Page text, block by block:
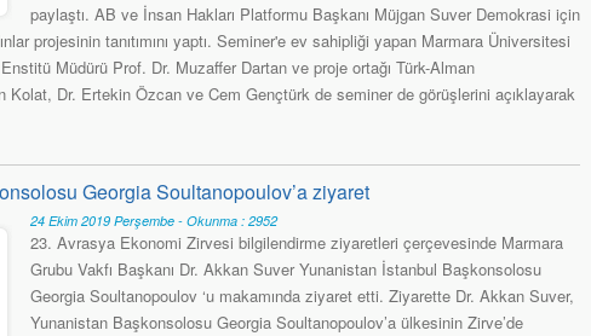
paylaştı. AB ve İnsan Hakları Platformu Başkanı Müjgan Suver Demokrasi için
projesinin tanıtımını yaptı. Seminer'e ev sahipliği yapan Marmara Üniversitesi
Müdürü Prof. Dr. Muzaffer Dartan ve proje ortağı Türk-Alman
Kolat, Dr. Ertekin Özcan ve Cem Gençtürk de seminer de görüşlerini açıklayarak
Georgia Soultanopoulov’a ziyaret
24 Ekim 2019 Perşembe - Okunma : 2952
23. Avrasya Ekonomi Zirvesi bilgilendirme ziyaretleri çerçevesinde Marmara
Grubu Vakfı Başkanı Dr. Akkan Suver Yunanistan İstanbul Başkonsolosu
Georgia Soultanopoulov ‘u makamında ziyaret etti. Ziyarette Dr. Akkan Suver,
Yunanistan Başkonsolosu Georgia Soultanopoulov’a ülkesinin Zirve’de